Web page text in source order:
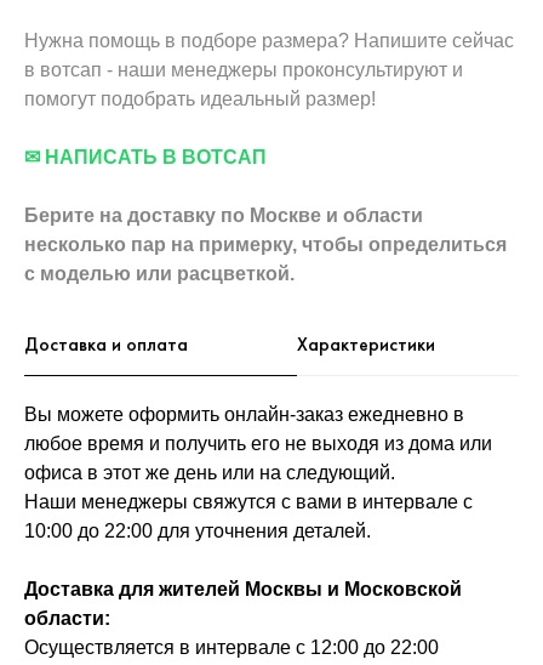
Нужна помощь в подборе размера? Напишите сейчас
в вотсап - наши менеджеры проконсультируют и
помогут подобрать идеальный размер!
✉ НАПИСАТЬ В ВОТСАП
Берите на доставку по Москве и области
несколько пар на примерку, чтобы определиться
с моделью или расцветкой.
Доставка и оплата Характеристики
Вы можете оформить онлайн-заказ ежедневно в
любое время и получить его не выходя из дома или
офиса в этот же день или на следующий.
Наши менеджеры свяжутся с вами в интервале с
10:00 до 22:00 для уточнения деталей.
Доставка для жителей Москвы и Московской
области:
Осуществляется в интервале с 12:00 до 22:00